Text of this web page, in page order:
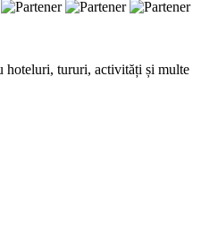
hoteluri, tururi, activități și multe